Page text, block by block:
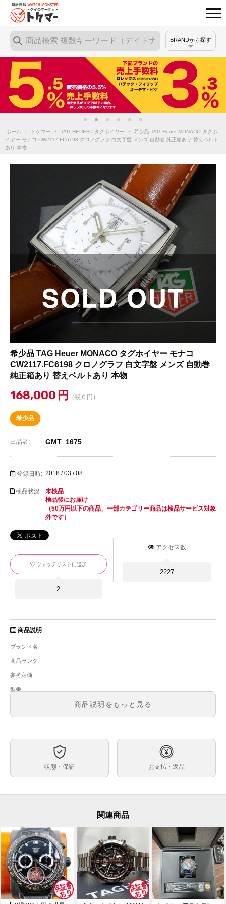
BRANDから探す
ホーム / トケマー / TAG HEUER / タグホイヤー /
希少品 TAG Heuer MONACO タグホ
イヤー モナコ CW2117.FC6198 クロノグラフ 白文字盤 メンズ 自動巻 純正箱あり 替えベルト
あり 本物
希少品 TAG Heuer MONACO タグホイヤー モナコ
CW2117.FC6198 クロノグラフ 白文字盤 メンズ 自動巻
純正箱あり 替えベルトあり 本物
168,000 円 （税０円）
希少品
出品者: GMT_1675
登録日時: 2018 / 03 / 08
検品状況: 未検品
検品後にお届け
（50万円以下の商品、一部カテゴリー商品は検品サービス対象
外です）
アクセス数
2227
ウォッチリストに追加
2
商品説明
ブランド名
商品ランク
参考定価
型番
文字盤
素材
日常的に使用していたような使用感や傷が見られます
コメント ブランド TAG Heuer タグホイヤー
品名 MONACO モナコ
型番 CW2117.FC6198
シリアル XT9***
商品説明をもっと見る
状態・保証 お支払・返品
関連商品